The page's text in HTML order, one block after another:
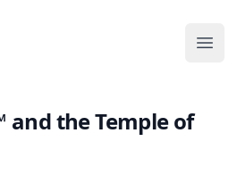
and the Temple of